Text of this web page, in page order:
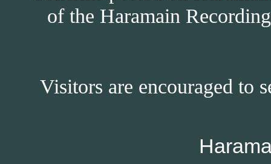
of the Haramain
Visitors are encouraged to